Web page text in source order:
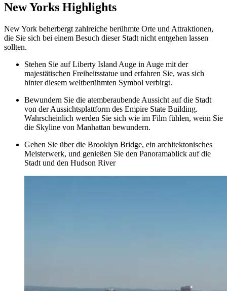
New Yorks Highlights
New York beherbergt zahlreiche berühmte Orte und Attraktionen,
die Sie sich bei einem Besuch dieser Stadt nicht entgehen lassen
sollten.
Stehen Sie auf Liberty Island Auge in Auge mit der
majestätischen Freiheitsstatue und erfahren Sie, was sich
hinter diesem weltberühmten Symbol verbirgt.
Bewundern Sie die atemberaubende Aussicht auf die Stadt
von der Aussichtsplattform des Empire State Building.
Wahrscheinlich werden Sie sich wie im Film fühlen, wenn Sie
die Skyline von Manhattan bewundern.
Gehen Sie über die Brooklyn Bridge, ein architektonisches
Meisterwerk, und genießen Sie den Panoramablick auf die
Stadt und den Hudson River